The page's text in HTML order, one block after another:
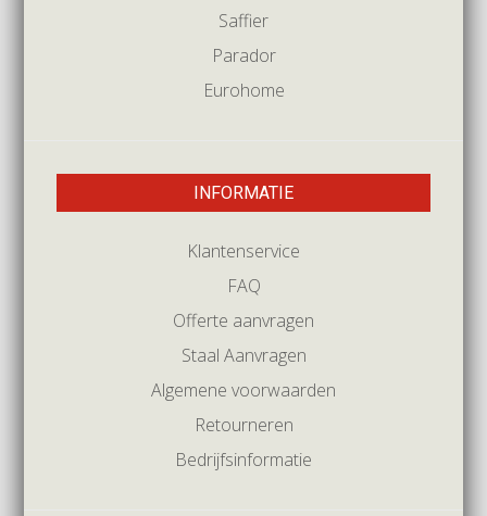
Saffier
Parador
Eurohome
INFORMATIE
Klantenservice
FAQ
Offerte aanvragen
Staal Aanvragen
Algemene voorwaarden
Retourneren
Bedrijfsinformatie